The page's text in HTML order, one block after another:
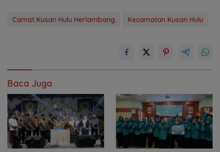
Camat Kusan Hulu Herlambang Kecamatan Kusan Hulu
Baca Juga